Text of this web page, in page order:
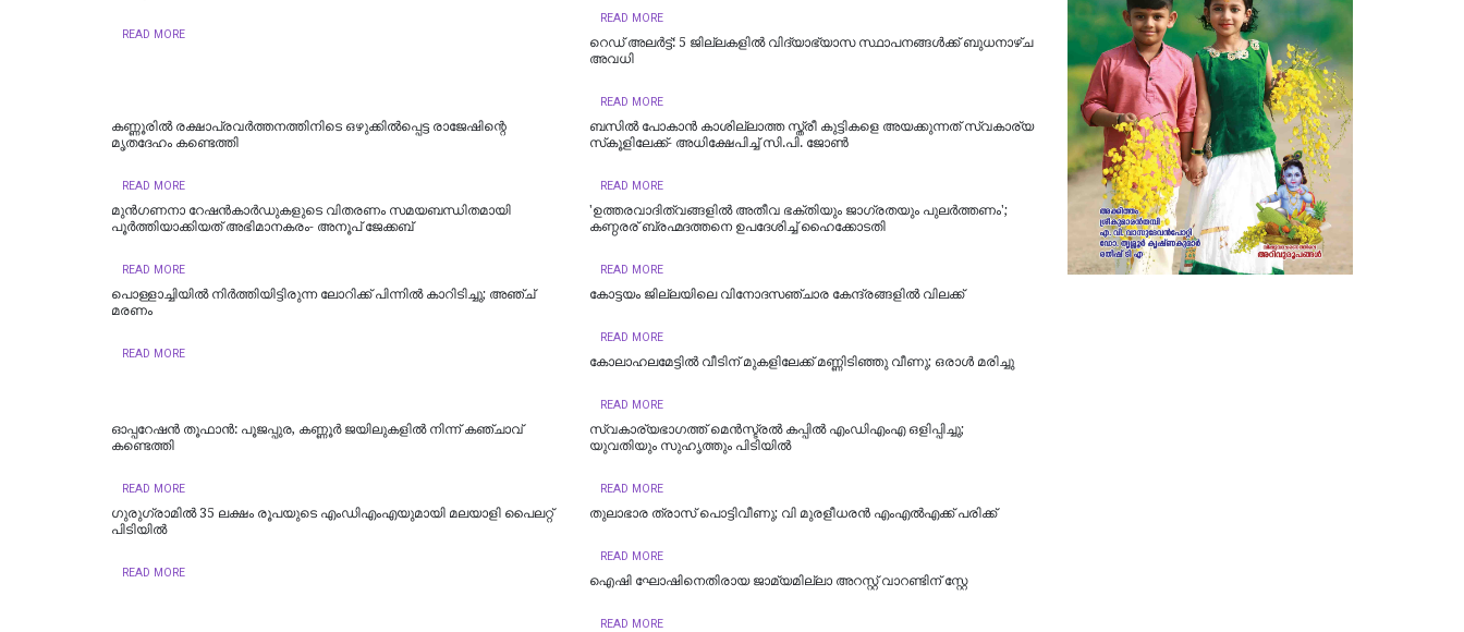
READ MORE
READ MORE
റെഡ് അലർട്ട്: 5 ജില്ലകളിൽ വിദ്യാഭ്യാസ സ്ഥാപനങ്ങൾക്ക് ബുധനാഴ്ച
അവധി
READ MORE
കണ്ണൂരിൽ രക്ഷാപ്രവർത്തനത്തിനിടെ ഒഴുക്കിൽപ്പെട്ട രാജേഷിന്റെ
മൃതദേഹം കണ്ടെത്തി
READ MORE
ബസിൽ പോകാൻ കാശില്ലാത്ത സ്ത്രീ കുട്ടികളെ അയക്കുന്നത് സ്വകാര്യ
സ്‌കൂളിലേക്ക്- അധിക്ഷേപിച്ച് സി.പി. ജോൺ
READ MORE
മുൻഗണനാ റേഷൻകാർഡുകളുടെ വിതരണം സമയബന്ധിതമായി
പൂർത്തിയാക്കിയത് അഭിമാനകരം- അനൂപ് ജേക്കബ്
READ MORE
'ഉത്തരവാദിത്വങ്ങളിൽ അതീവ ഭക്തിയും ജാഗ്രതയും പുലര്‍ത്തണം';
കണ്ഠരര് ബ്രഹ്മദത്തനെ ഉപദേശിച്ച് ഹൈക്കോടതി
READ MORE
പൊള്ളാച്ചിയില്‍ നിർത്തിയിട്ടിരുന്ന ലോറിക്ക് പിന്നിൽ കാറിടിച്ചു; അഞ്ച്
മരണം
READ MORE
കോട്ടയം ജില്ലയിലെ വിനോദസഞ്ചാര കേന്ദ്രങ്ങളിൽ വിലക്ക്
READ MORE
കോലാഹലമേട്ടിൽ വീടിന് മുകളിലേക്ക് മണ്ണിടിഞ്ഞു വീണു; ഒരാൾ മരിച്ചു
READ MORE
ഓപ്പറേഷൻ തൂഫാൻ: പൂജപ്പുര, കണ്ണൂർ ജയിലുകളിൽ നിന്ന് കഞ്ചാവ്
കണ്ടെത്തി
READ MORE
സ്വകാര്യഭാഗത്ത് മെൻസ്ട്രൽ കപ്പിൽ എംഡിഎംഎ ഒളിപ്പിച്ചു;
യുവതിയും സുഹൃത്തും പിടിയിൽ
READ MORE
ഗുരുഗ്രാമിൽ 35 ലക്ഷം രൂപയുടെ എംഡിഎംഎയുമായി മലയാളി പൈലറ്റ്
പിടിയില്‍
READ MORE
തുലാഭാര ത്രാസ് പൊട്ടിവീണു; വി മുരളീധരന്‍ എംഎല്‍എക്ക് പരിക്ക്
READ MORE
ഐഷി ഘോഷിനെതിരായ ജാമ്യമില്ലാ അറസ്റ്റ് വാറണ്ടിന് സ്റ്റേ
READ MORE